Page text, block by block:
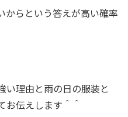
からという答えが高い確率
い理由と雨の日の服装と
お伝えします＾＾